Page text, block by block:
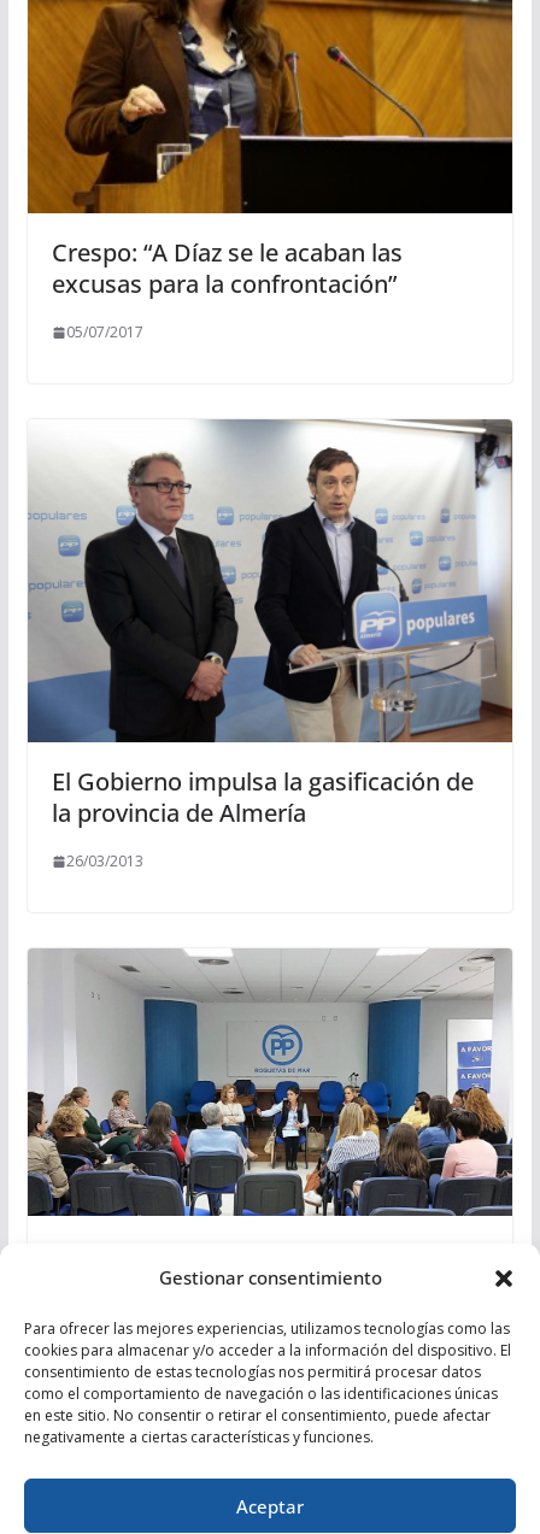
Gestionar consentimiento
Para ofrecer las mejores experiencias, utilizamos tecnologías como las
cookies para almacenar y/o acceder a la información del dispositivo. El
consentimiento de estas tecnologías nos permitirá procesar datos
como el comportamiento de navegación o las identificaciones únicas
en este sitio. No consentir o retirar el consentimiento, puede afectar
negativamente a ciertas características y funciones.
Aceptar
Crespo: “A Díaz se le acaban las
excusas para la confrontación”
05/07/2017
El Gobierno impulsa la gasificación de
la provincia de Almería
26/03/2013
de Escuelas Infantiles que afecta a casi
10.000 familias en la provincia de
Almería
23/03/2017